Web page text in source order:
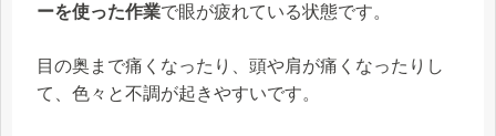
ーを使った作業で眼が疲れている状態です。
目の奥まで痛くなったり、頭や肩が痛くなったりし
て、色々と不調が起きやすいです。